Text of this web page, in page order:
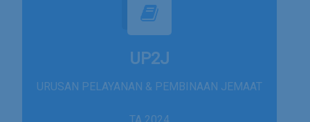
UP2J
URUSAN PELAYANAN & PEMBINAAN JEMAAT